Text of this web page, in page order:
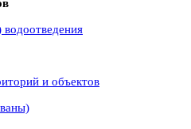
и объектов